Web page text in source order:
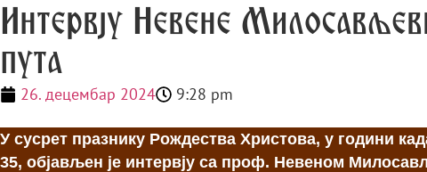
Интервју Невене
пута
26. децембар 2024 9:28 pm
У сусрет празнику Рождества Христова, у години
35, објављен је интервју са проф. Невеном